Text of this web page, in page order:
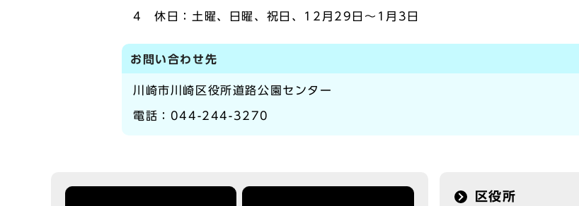
4 休日：土曜、日曜、祝日、12月29日～1月3日
お問い合わせ先
川崎市川崎区役所道路公園センター
電話：044-244-3270
区役所